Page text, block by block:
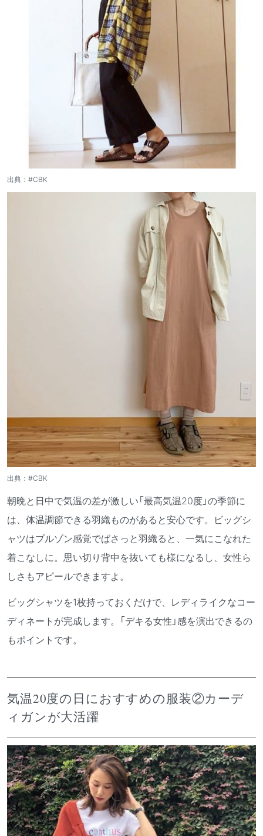
出典： #CBK
出典： #CBK
朝晩と日中で気温の差が激しい「最高気温20度」の季節に
は、体温調節できる羽織ものがあると安心です。ビッグシ
ャツはブルゾン感覚でばさっと羽織ると、一気にこなれた
着こなしに。思い切り背中を抜いても様になるし、女性ら
しさもアピールできますよ。
ビッグシャツを1枚持っておくだけで、レディライクなコー
ディネートが完成します。「デキる女性」感を演出できるの
もポイントです。
気温20度の日におすすめの服装②カーデ
ィガンが大活躍